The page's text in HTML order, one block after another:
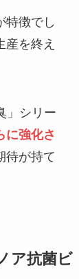
特徴でし
を終え
」シリー
に強化さ
待が持て
ア抗菌ビ